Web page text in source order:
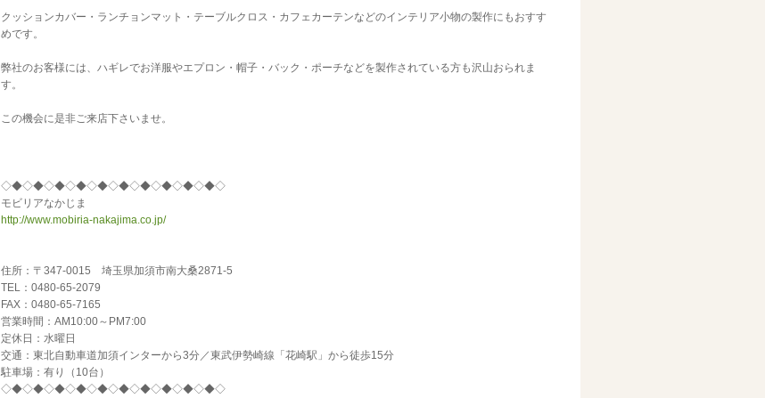
クッションカバー・ランチョンマット・テーブルクロス・カフェカーテンなどのインテリア小物の製作にもおすす
めです。
弊社のお客様には、ハギレでお洋服やエプロン・帽子・バック・ポーチなどを製作されている方も沢山おられま
す。
この機会に是非ご来店下さいませ。
◇◆◇◆◇◆◇◆◇◆◇◆◇◆◇◆◇◆◇◆◇
モビリアなかじま
http://www.mobiria-nakajima.co.jp/
住所：〒347-0015 埼玉県加須市南大桑2871-5
TEL：0480-65-2079
FAX：0480-65-7165
営業時間：AM10:00～PM7:00
定休日：水曜日
交通：東北自動車道加須インターから3分／東武伊勢崎線「花崎駅」から徒歩15分
駐車場：有り（10台）
◇◆◇◆◇◆◇◆◇◆◇◆◇◆◇◆◇◆◇◆◇